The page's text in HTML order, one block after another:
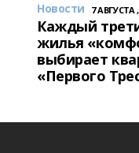
Новости 7 АВГУСТА ,
Каждый
жилья
выбирает
«Первого